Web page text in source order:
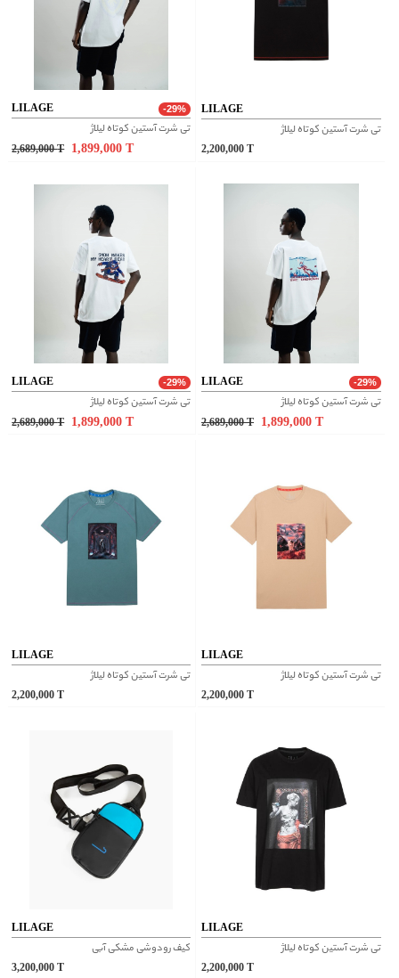
LILAGE -29%
تی شرت آستین کوتاه لیلاژ
2,689,000 T 1,899,000
LILAGE
تی شرت آستین کوتاه لیلاژ
2,200,000
LILAGE -29%
تی شرت آستین کوتاه لیلاژ
2,689,000 T 1,899,000
LILAGE -29%
تی شرت آستین کوتاه لیلاژ
2,689,000 T 1,899,000
LILAGE
تی شرت آستین کوتاه لیلاژ
2,200,000
LILAGE
تی شرت آستین کوتاه لیلاژ
2,200,000
LILAGE
کیف رودوشی مشکی آبی
3,200,000
LILAGE
تی شرت آستین کوتاه لیلاژ
2,200,000